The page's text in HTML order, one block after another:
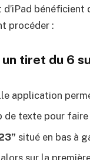
d’iPad
procéder :
tiret du 6
application
de texte pour
situé en bas à